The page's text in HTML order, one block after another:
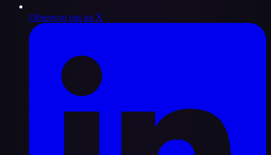
Obserwuj nas na X